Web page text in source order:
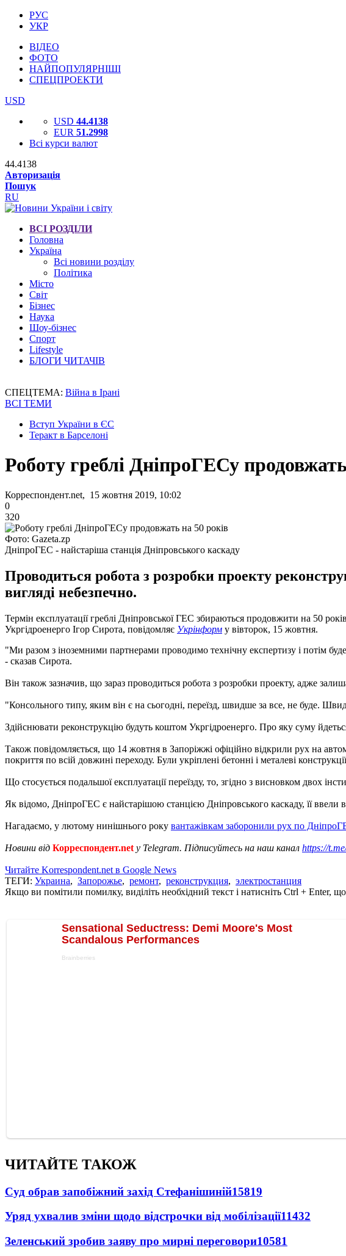
РУС
УКР
ВІДЕО
ФОТО
НАЙПОПУЛЯРНІШІ
СПЕЦПРОЕКТИ
USD
USD 44.4138
EUR 51.2998
Всі курси валют
44.4138
Авторизація
Пошук
RU
ВСІ РОЗДІЛИ
Головна
Україна
Всі новини розділу
Політика
Місто
Світ
Бізнес
Наука
Шоу-бізнес
Спорт
Lifestyle
БЛОГИ ЧИТАЧІВ
СПЕЦТЕМА: Війна в Ірані
ВСІ ТЕМИ
Вступ України в ЄС
Теракт в Барселоні
Роботу греблі ДніпроГЕСу
Корреспондент.net, 15 жовтня 2019, 10:02
0
320
Фото: Gazeta.zp
ДніпроГЕС - найстаріша станція Дніпровського каскаду
Проводиться робота з розробки проекту
вигляді небезпечно.
Термін експлуатації греблі Дніпровської ГЕС збираються продовжити на 50
Укргідроенерго Ігор Сирота, повідомляє Укрінформ у вівторок, 15 жовтня.
"Ми разом з іноземними партнерами проводимо технічну експертизу і потім
- сказав Сирота.
Він також зазначив, що зараз проводиться робота з розробки проекту, адже
"Консольного типу, яким він є на сьогодні, переїзд, швидше за все, не буде.
Здійснювати реконструкцію будуть коштом Укргідроенерго. Про яку суму
Також повідомляється, що 14 жовтня в Запоріжжі офіційно відкрили рух на
покриття по всій довжині переходу. Були укріплені бетонні і металеві
Що стосується подальшої експлуатації переїзду, то, згідно з висновком двох
Як відомо, ДніпроГЕС є найстарішою станцією Дніпровського каскаду, її ввели
Нагадаємо, у лютому нинішнього року вантажівкам заборонили рух по
Новини від Корреспондент.net у Telegram. Підписуйтесь на наш канал https://
Читайте Korrespondent.net в Google News
ТЕГИ: Украина, Запорожье, ремонт, реконструкция, электростанция
Якщо ви помітили помилку, виділіть необхідний текст і натисніть Ctrl + Enter,
ЧИТАЙТЕ ТАКОЖ
Суд обрав запобіжний захід Стефанішиній15819
Уряд ухвалив зміни щодо відстрочки від мобілізації11432
Зеленський зробив заяву про мирні переговори10581